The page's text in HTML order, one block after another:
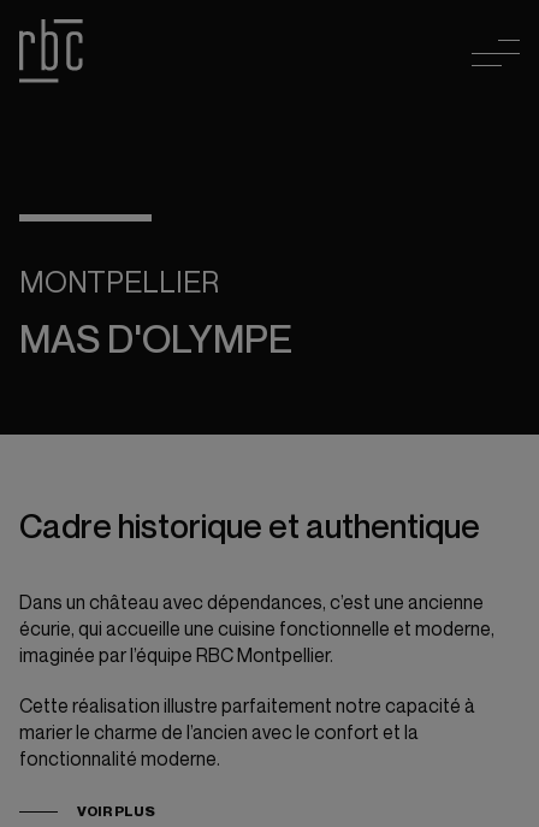
MONTPELLIER
MAS D'OLYMPE
Cadre historique et authentique
Dans un château avec dépendances, c’est une ancienne
écurie, qui accueille une cuisine fonctionnelle et moderne,
imaginée par l’équipe RBC Montpellier.
Cette réalisation illustre parfaitement notre capacité à
marier le charme de l’ancien avec le confort et la
fonctionnalité moderne.
VOIR PLUS